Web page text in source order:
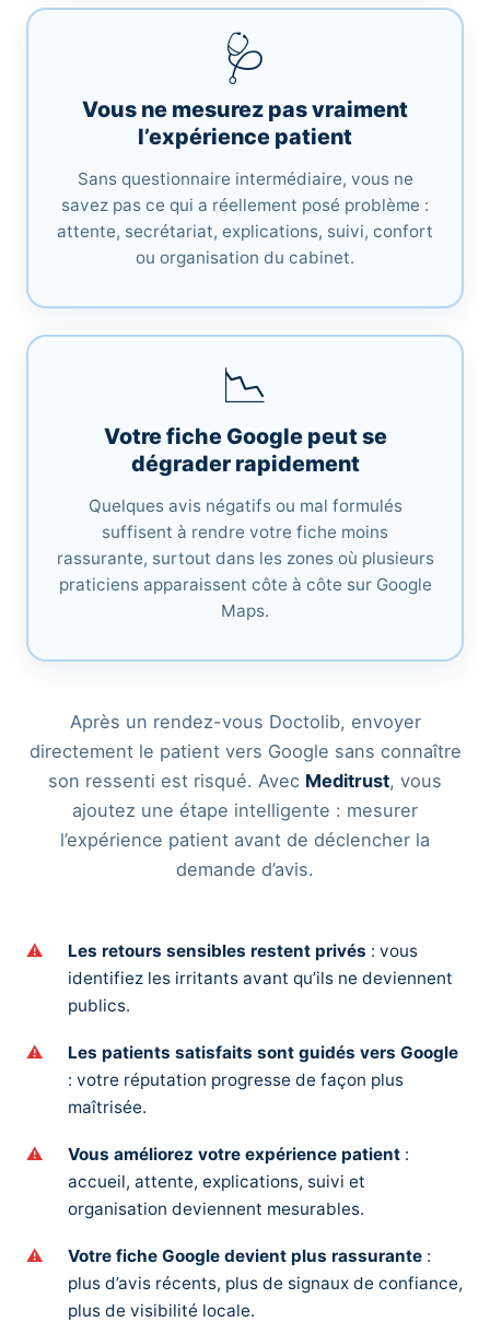
🩺
Vous ne mesurez pas vraiment
l’expérience patient
Sans questionnaire intermédiaire, vous ne
savez pas ce qui a réellement posé problème :
attente, secrétariat, explications, suivi, confort
ou organisation du cabinet.
📉
Votre fiche Google peut se
dégrader rapidement
Quelques avis négatifs ou mal formulés
suffisent à rendre votre fiche moins
rassurante, surtout dans les zones où plusieurs
praticiens apparaissent côte à côte sur Google
Maps.
Après un rendez-vous Doctolib, envoyer
directement le patient vers Google sans connaître
son ressenti est risqué. Avec Meditrust, vous
ajoutez une étape intelligente : mesurer
l’expérience patient avant de déclencher la
demande d’avis.
Les retours sensibles restent privés : vous
identifiez les irritants avant qu’ils ne deviennent
publics.
Les patients satisfaits sont guidés vers Google
: votre réputation progresse de façon plus
maîtrisée.
Vous améliorez votre expérience patient :
accueil, attente, explications, suivi et
organisation deviennent mesurables.
Votre fiche Google devient plus rassurante :
plus d’avis récents, plus de signaux de confiance,
plus de visibilité locale.